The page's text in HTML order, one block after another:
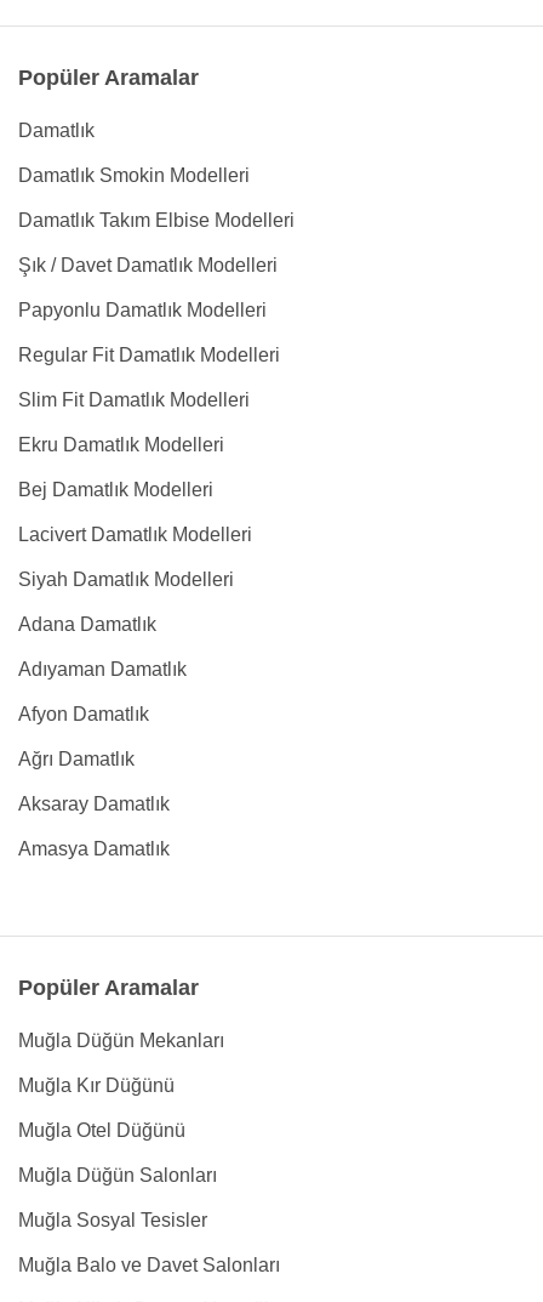
Popüler Aramalar
Damatlık
Damatlık Smokin Modelleri
Damatlık Takım Elbise Modelleri
Şık / Davet Damatlık Modelleri
Papyonlu Damatlık Modelleri
Regular Fit Damatlık Modelleri
Slim Fit Damatlık Modelleri
Ekru Damatlık Modelleri
Bej Damatlık Modelleri
Lacivert Damatlık Modelleri
Siyah Damatlık Modelleri
Adana Damatlık
Adıyaman Damatlık
Afyon Damatlık
Ağrı Damatlık
Aksaray Damatlık
Amasya Damatlık
Popüler Aramalar
Muğla Düğün Mekanları
Muğla Kır Düğünü
Muğla Otel Düğünü
Muğla Düğün Salonları
Muğla Sosyal Tesisler
Muğla Balo ve Davet Salonları